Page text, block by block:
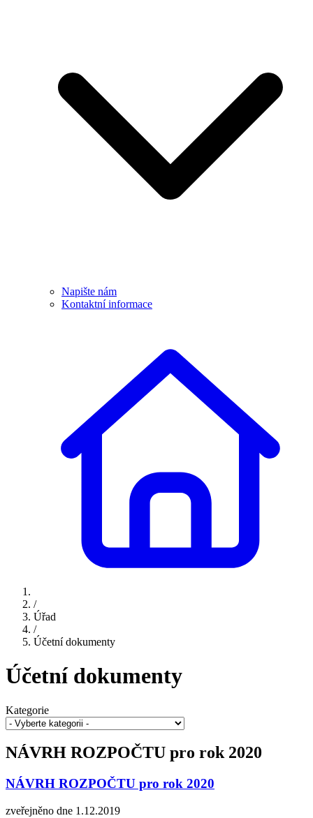
Napište nám
Kontaktní informace
/
Úřad
/
Účetní dokumenty
Účetní dokumenty
Kategorie
NÁVRH ROZPOČTU pro rok 2020
NÁVRH ROZPOČTU pro rok 2020
zveřejněno dne 1.12.2019